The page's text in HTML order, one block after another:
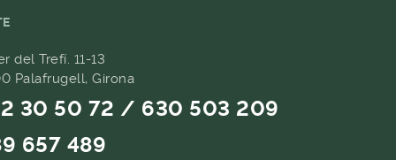
del Trefí. 11-13
Palafrugell, Girona
30 50 72 / 630 503 209
657 489